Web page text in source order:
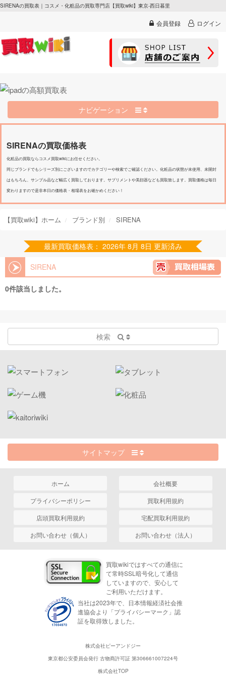
SIRENAの買取表｜コスメ・化粧品の買取専門店【買取wiki】東京-西日暮里
会員登録 ログイン
ナビゲーション
SIRENAの買取価格表
化粧品の買取ならコスメ買取wikiにお任せください。
同じブランドでもシリーズ別にございますのでカテゴリーや検索でご確認ください。化粧品の状態が未使用、未開封
はもちろん、サンプル品など幅広く買取しております。サプリメントや美顔器なども買取致します。買取価格は毎日
変わりますので是非本日の価格表・相場表をお確かめください！
【買取wiki】ホーム ブランド別 SIRENA
最新買取価格表： 2026年 8月 8日 更新済み
SIRENA
0件該当しました。
検索
サイトマップ
ホーム
会社概要
プライバシーポリシー
買取利用規約
店頭買取利用規約
宅配買取利用規約
お問い合わせ（個人）
お問い合わせ（法人）
買取wikiではすべての通信に
て常時SSL暗号化して通信
していますので、安心して
ご利用いただけます。
当社は2023年で、日本情報経済社会推
進協会より「プライバシーマーク」認
証を取得致しました。
株式会社ピーアンドジー
東京都公安委員会発行 古物商許可証 第306661007224号
株式会社TOP